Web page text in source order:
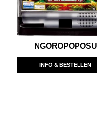
NGOROPOPOSU
INFO & BESTELLEN